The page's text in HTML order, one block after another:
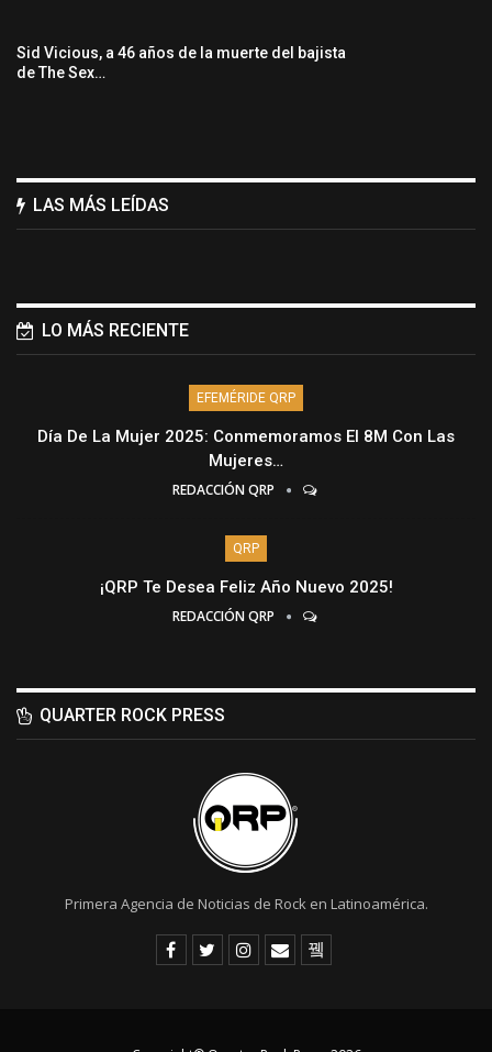
Sid Vicious, a 46 años de la muerte del bajista
de The Sex…
LAS MÁS LEÍDAS
LO MÁS RECIENTE
EFEMÉRIDE QRP
Día De La Mujer 2025: Conmemoramos El 8M Con Las
Mujeres…
REDACCIÓN QRP
QRP
¡QRP Te Desea Feliz Año Nuevo 2025!
REDACCIÓN QRP
QUARTER ROCK PRESS
Primera Agencia de Noticias de Rock en Latinoamérica.